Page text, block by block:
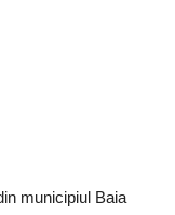
municipiul Baia